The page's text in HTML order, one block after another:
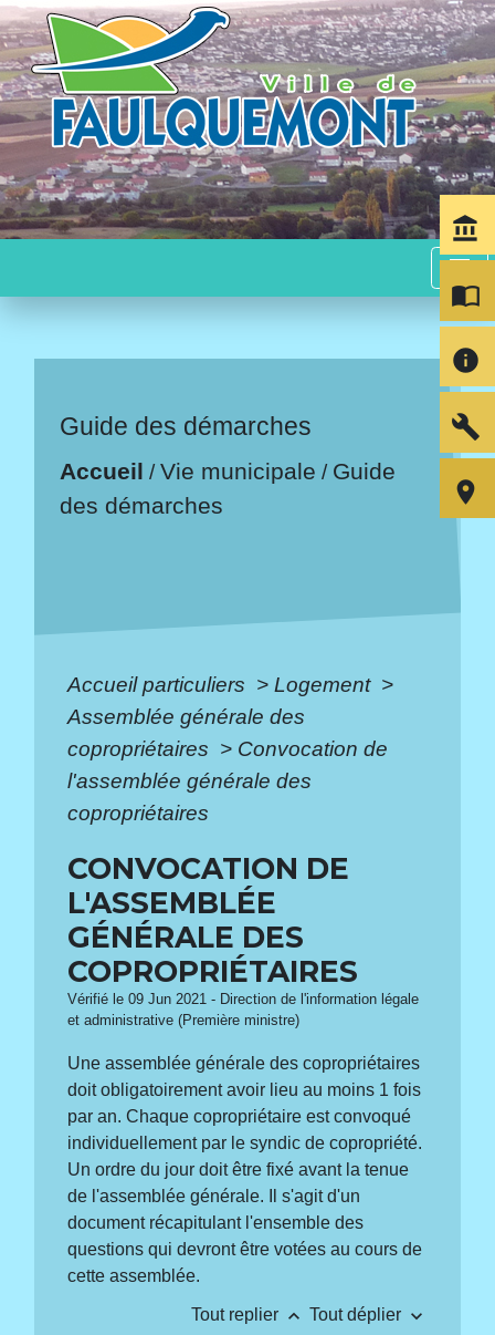
menu
Guide des démarches
Accueil /Vie municipale / Guide
des démarches
Accueil particuliers > Logement >
Assemblée générale des
copropriétaires > Convocation de
l'assemblée générale des
copropriétaires
CONVOCATION DE
L'ASSEMBLÉE
GÉNÉRALE DES
COPROPRIÉTAIRES
Vérifié le 09 Jun 2021 - Direction de l'information légale
et administrative (Première ministre)
Une assemblée générale des copropriétaires
doit obligatoirement avoir lieu au moins 1 fois
par an. Chaque copropriétaire est convoqué
individuellement par le syndic de copropriété.
Un ordre du jour doit être fixé avant la tenue
de l'assemblée générale. Il s'agit d'un
document récapitulant l'ensemble des
questions qui devront être votées au cours de
cette assemblée.
Tout replier keyboard_arrow_up Tout déplier keyboard_arrow_down
account_balance
import_contacts
info
build
room